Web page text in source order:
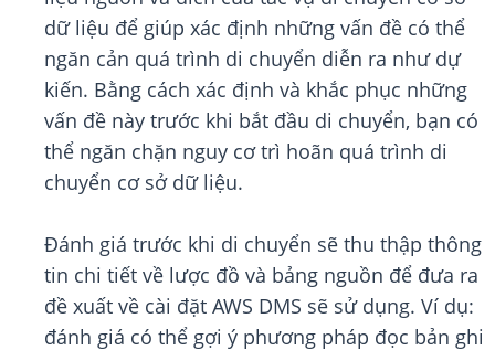
dữ liệu để giúp xác định những vấn đề có thể
ngăn cản quá trình di chuyển diễn ra như dự
kiến. Bằng cách xác định và khắc phục những
vấn đề này trước khi bắt đầu di chuyển, bạn có
thể ngăn chặn nguy cơ trì hoãn quá trình di
chuyển cơ sở dữ liệu.
Đánh giá trước khi di chuyển sẽ thu thập thông
tin chi tiết về lược đồ và bảng nguồn để đưa ra
đề xuất về cài đặt AWS DMS sẽ sử dụng. Ví dụ:
đánh giá có thể gợi ý phương pháp đọc bản ghi